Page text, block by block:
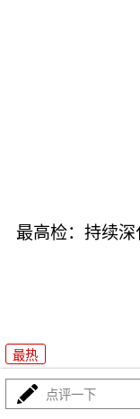
最高检：持续
最热
点评一下